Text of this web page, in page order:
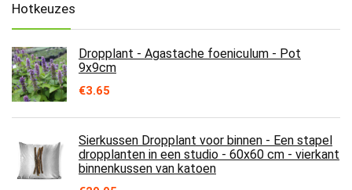
Hotkeuzes
Dropplant - Agastache foeniculum - Pot
9x9cm
€3.65
Sierkussen Dropplant voor binnen - Een stapel
dropplanten in een studio - 60x60 cm - vierkant
binnenkussen van katoen